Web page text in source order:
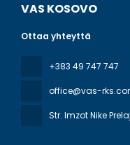
VAS KOSOVO
Ottaa yhteyttä
+383 49 747 747
office@vas-
Str. Imzot Nike